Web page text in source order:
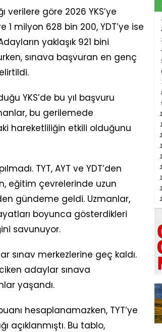
verilere göre 2026 YKS’ye
milyon 628 bin 200, YDT’ye ise
yaklaşık 921 bini
sınava başvuran en genç
YKS’de bu yıl başvuru
bu gerilemede
hareketliliğin etkili olduğunu
TYT, AYT ve YDT’den
eğitim çevrelerinde uzun
gündeme geldi. Uzmanlar,
boyunca gösterdikleri
savunuyor.
sınav merkezlerine geç kaldı.
adaylar sınava
yaşandı.
hesaplanamazken, TYT’ye
açıklanmıştı. Bu tablo,